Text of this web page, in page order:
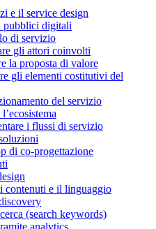
e il service design
pubblici digitali
di servizio
gli attori coinvolti
la proposta di valore
gli elementi costitutivi del
del servizio
i flussi di servizio
di co-progettazione
contenuti e il linguaggio
(search keywords)
analytics